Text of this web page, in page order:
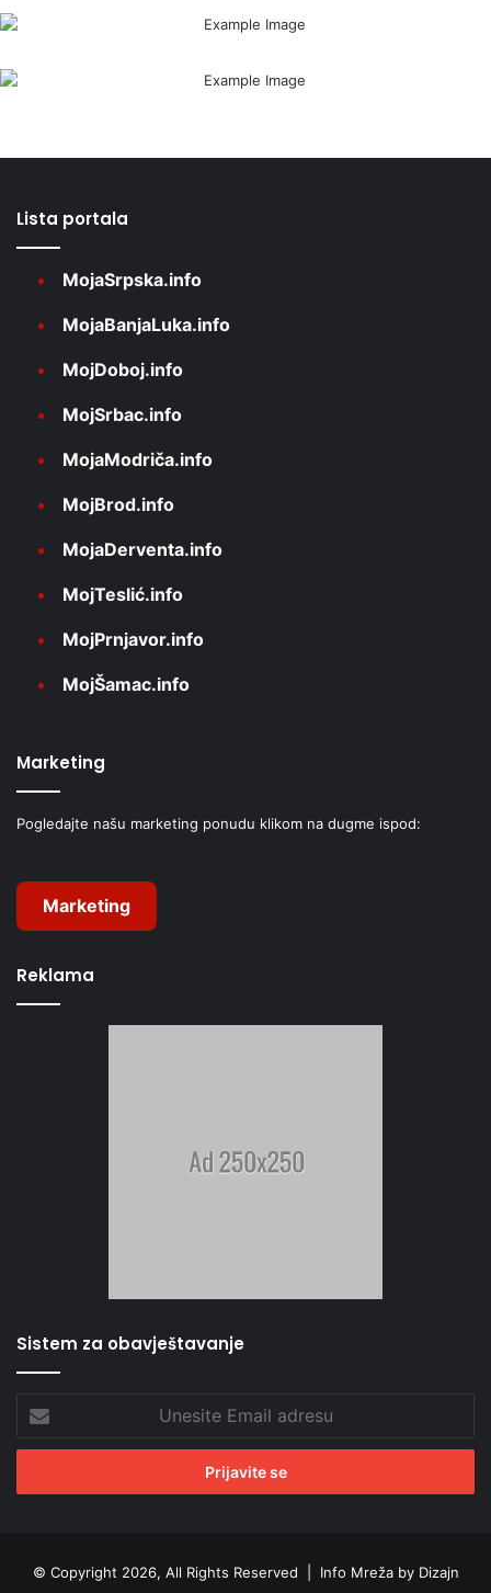
Lista portala
MojaSrpska.info
MojaBanjaLuka.info
MojDoboj.info
MojSrbac.info
MojaModriča.info
MojBrod.info
MojaDerventa.info
MojTeslić.info
MojPrnjavor.info
MojŠamac.info
Marketing
Pogledajte našu marketing ponudu klikom na dugme ispod:
Marketing
Reklama
Sistem za obavještavanje
Email
adresu
© Copyright 2026, All Rights Reserved | Info Mreža by Dizajn